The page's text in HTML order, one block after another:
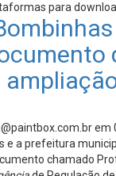
para
em
e a prefeitura
chamado